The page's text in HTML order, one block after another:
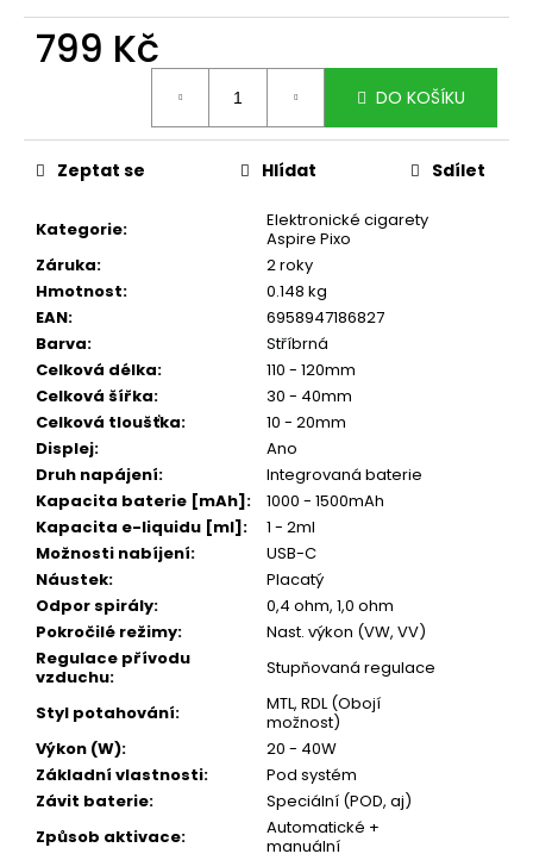
799 Kč
DO KOŠÍKU
Kategorie:
Elektronické cigarety
Aspire Pixo
Záruka:
2 roky
Hmotnost:
0.148 kg
EAN:
6958947186827
Barva:
Stříbrná
Celková délka:
110 - 120mm
Celková šířka:
30 - 40mm
Celková tloušťka:
10 - 20mm
Displej:
Ano
Druh napájení:
Integrovaná baterie
Kapacita baterie [mAh]:
1000 - 1500mAh
Kapacita e-liquidu [ml]:
1 - 2ml
Možnosti nabíjení:
USB-C
Náustek:
Placatý
Odpor spirály:
0,4 ohm, 1,0 ohm
Pokročilé režimy:
Nast. výkon (VW, VV)
Regulace přívodu
vzduchu:
Stupňovaná regulace
Styl potahování:
MTL, RDL (Obojí
možnost)
Výkon (W):
20 - 40W
Základní vlastnosti:
Pod systém
Závit baterie:
Speciální (POD, aj)
Způsob aktivace:
Automatické +
manuální
Zeptat se Hlídat Sdílet
r
j
e
m
DEKANG
MENTOL
10ML
11MG
169
Kč
Původně:
195
Kč